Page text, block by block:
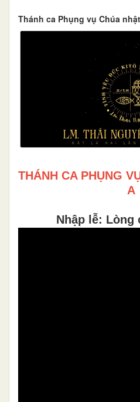
Thánh ca Phụng vụ Chúa
THÁNH CA PHỤNG
A
Nhập lễ: Lòng